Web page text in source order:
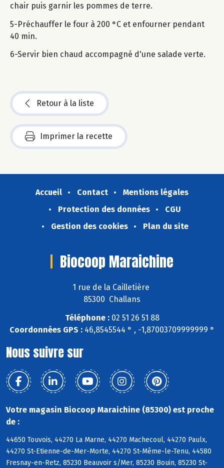
chair puis garnir les pommes de terre.
5-Préchauffer le four à 200 °C et enfourner pendant
40 min.
6-Servir bien chaud accompagné d'une salade verte.
Retour à la liste
Imprimer la recette
Accueil Contact
Mentions légales
Protection des données
CGU
Gestion des cookies
Plan du site
Biocoop Maraichine
1 rue de la Cailletière
85300 Challans
Téléphone :02 51 26 51 88
Coordonnées GPS : 46,8545544 ° , -1,87003709999999 °
Nous suivre sur
Votre magasin Biocoop Maraichine (85300) est proche
de :
44650 Touvois, 44270 La Marne, 44270 Machecoul, 44270 Paulx,
44270 St-Etienne-de-Mer-Morte, 44270 St-Même-le-Tenu, 44580
Fresnay-en-Retz, 85230 Beauvoir s/Mer, 85230 Bouin, 85230 St-